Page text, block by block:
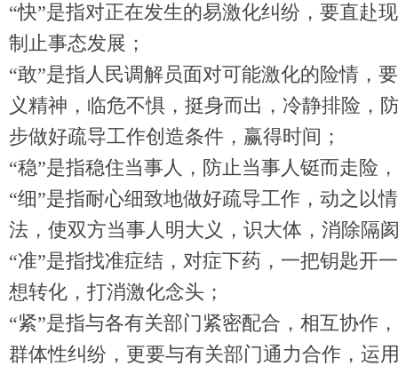
“快”是指对正在发生的易激化纠纷，要直赴
制止事态发展；
“敢”是指人民调解员面对可能激化的险情，
义精神，临危不惧，挺身而出，冷静排险，
步做好疏导工作创造条件，赢得时间；
“稳”是指稳住当事人，防止当事人铤而走险
“细”是指耐心细致地做好疏导工作，动之以
法，使双方当事人明大义，识大体，消除隔
“准”是指找准症结，对症下药，一把钥匙开
想转化，打消激化念头；
“紧”是指与各有关部门紧密配合，相互协作
群体性纠纷，更要与有关部门通力合作，运